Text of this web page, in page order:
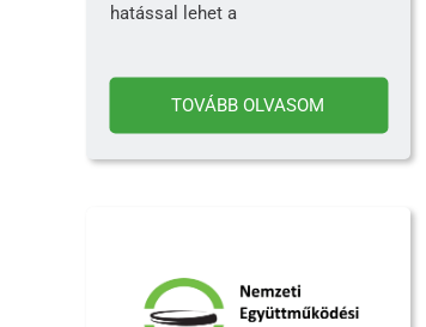
hatással lehet a
TOVÁBB OLVASOM